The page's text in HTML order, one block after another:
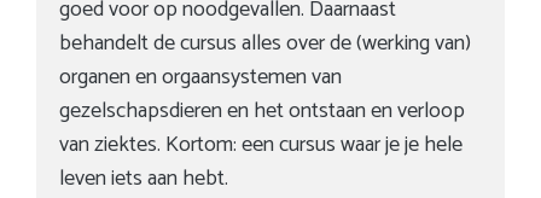
goed voor op noodgevallen. Daarnaast
behandelt de cursus alles over de (werking van)
organen en orgaansystemen van
gezelschapsdieren en het ontstaan en verloop
van ziektes. Kortom: een cursus waar je je hele
leven iets aan hebt.